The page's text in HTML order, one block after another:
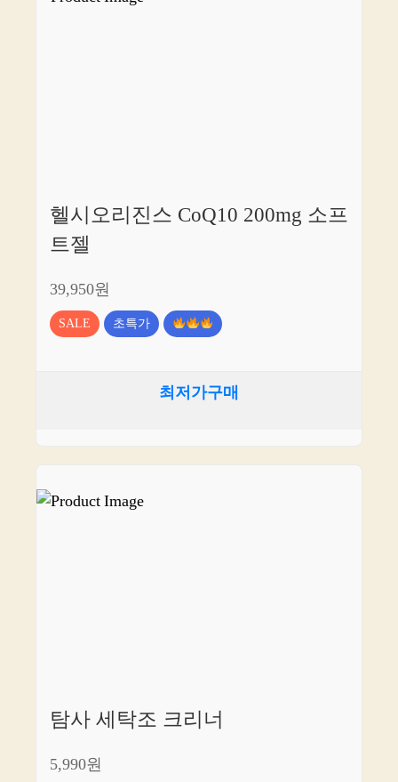
헬시오리진스 CoQ10 200mg 소프
트젤
39,950원
SALE 초특가
최저가구매
탐사 세탁조 크리너
5,990원